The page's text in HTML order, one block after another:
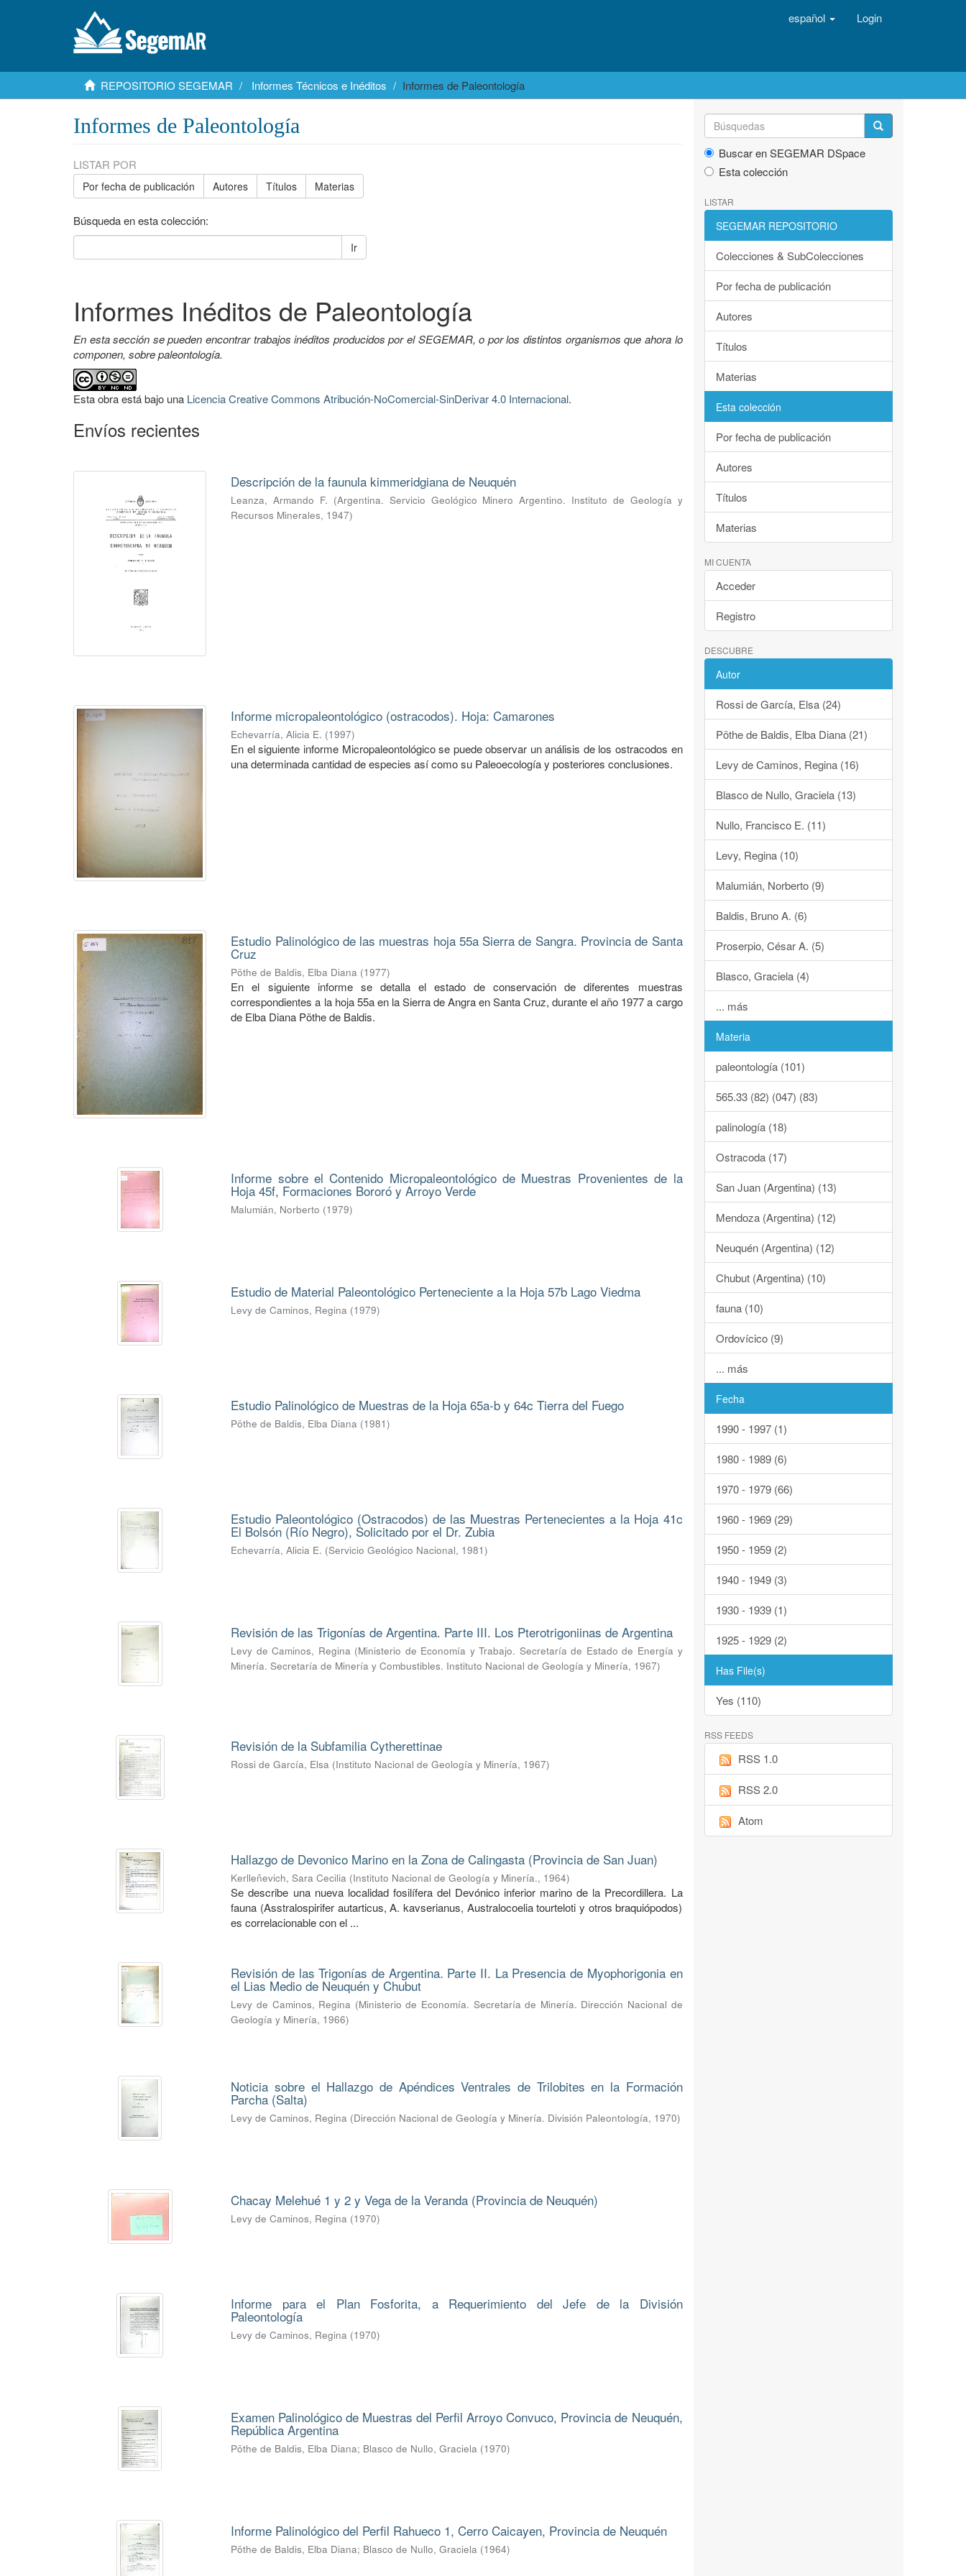
español Login
REPOSITORIO SEGEMAR Informes Técnicos e Inéditos Informes de Paleontología
Informes de Paleontología
LISTAR POR
Por fecha de publicación Autores Títulos Materias
Búsqueda en esta colección:
Ir
Informes Inéditos de Paleontología
En esta sección se pueden encontrar trabajos inéditos producidos por el SEGEMAR, o por los distintos organismos que ahora lo
componen, sobre paleontología.
Esta obra está bajo una Licencia Creative Commons Atribución-NoComercial-SinDerivar 4.0 Internacional.
Envíos recientes
Descripción de la faunula kimmeridgiana de Neuquén
Leanza, Armando F. (Argentina. Servicio Geológico Minero Argentino. Instituto de Geología y
Recursos Minerales, 1947)
Informe micropaleontológico (ostracodos). Hoja: Camarones
Echevarría, Alicia E. (1997)
En el siguiente informe Micropaleontológico se puede observar un análisis de los ostracodos en
una determinada cantidad de especies así como su Paleoecología y posteriores conclusiones.
Estudio Palinológico de las muestras hoja 55a Sierra de Sangra. Provincia de Santa
Cruz
Pöthe de Baldis, Elba Diana (1977)
En el siguiente informe se detalla el estado de conservación de diferentes muestras
correspondientes a la hoja 55a en la Sierra de Angra en Santa Cruz, durante el año 1977 a cargo
de Elba Diana Pöthe de Baldis.
Informe sobre el Contenido Micropaleontológico de Muestras Provenientes de la
Hoja 45f, Formaciones Bororó y Arroyo Verde
Malumián, Norberto (1979)
Estudio de Material Paleontológico Perteneciente a la Hoja 57b Lago Viedma
Levy de Caminos, Regina (1979)
Estudio Palinológico de Muestras de la Hoja 65a-b y 64c Tierra del Fuego
Pöthe de Baldis, Elba Diana (1981)
Estudio Paleontológico (Ostracodos) de las Muestras Pertenecientes a la Hoja 41c
El Bolsón (Río Negro), Solicitado por el Dr. Zubia
Echevarría, Alicia E. (Servicio Geológico Nacional, 1981)
Revisión de las Trigonías de Argentina. Parte III. Los Pterotrigoniinas de Argentina
Levy de Caminos, Regina (Ministerio de Economía y Trabajo. Secretaría de Estado de Energía y
Minería. Secretaría de Minería y Combustibles. Instituto Nacional de Geología y Minería, 1967)
Revisión de la Subfamilia Cytherettinae
Rossi de García, Elsa (Instituto Nacional de Geología y Minería, 1967)
Hallazgo de Devonico Marino en la Zona de Calingasta (Provincia de San Juan)
Kerlleñevich, Sara Cecilia (Instituto Nacional de Geología y Minería., 1964)
Se describe una nueva localidad fosilífera del Devónico inferior marino de la Precordillera. La
fauna (Asstralospirifer autarticus, A. kavserianus, Australocoelia tourteloti y otros braquiópodos)
es correlacionable con el ...
Revisión de las Trigonías de Argentina. Parte II. La Presencia de Myophorigonia en
el Lias Medio de Neuquén y Chubut
Levy de Caminos, Regina (Ministerio de Economía. Secretaría de Minería. Dirección Nacional de
Geología y Minería, 1966)
Noticia sobre el Hallazgo de Apéndices Ventrales de Trilobites en la Formación
Parcha (Salta)
Levy de Caminos, Regina (Dirección Nacional de Geología y Minería. División Paleontología, 1970)
Chacay Melehué 1 y 2 y Vega de la Veranda (Provincia de Neuquén)
Levy de Caminos, Regina (1970)
Informe para el Plan Fosforita, a Requerimiento del Jefe de la División
Paleontología
Levy de Caminos, Regina (1970)
Examen Palinológico de Muestras del Perfil Arroyo Convuco, Provincia de Neuquén,
República Argentina
Pöthe de Baldis, Elba Diana; Blasco de Nullo, Graciela (1970)
Informe Palinológico del Perfil Rahueco 1, Cerro Caicayen, Provincia de Neuquén
Pöthe de Baldis, Elba Diana; Blasco de Nullo, Graciela (1964)
Buscar en SEGEMAR DSpace
Esta colección
LISTAR
SEGEMAR REPOSITORIO
Colecciones & SubColecciones
Por fecha de publicación
Autores
Títulos
Materias
Esta colección
Por fecha de publicación
Autores
Títulos
Materias
MI CUENTA
Acceder
Registro
DESCUBRE
Autor
Rossi de García, Elsa (24)
Pöthe de Baldis, Elba Diana (21)
Levy de Caminos, Regina (16)
Blasco de Nullo, Graciela (13)
Nullo, Francisco E. (11)
Levy, Regina (10)
Malumián, Norberto (9)
Baldis, Bruno A. (6)
Proserpio, César A. (5)
Blasco, Graciela (4)
... más
Materia
paleontología (101)
565.33 (82) (047) (83)
palinología (18)
Ostracoda (17)
San Juan (Argentina) (13)
Mendoza (Argentina) (12)
Neuquén (Argentina) (12)
Chubut (Argentina) (10)
fauna (10)
Ordovícico (9)
... más
Fecha
1990 - 1997 (1)
1980 - 1989 (6)
1970 - 1979 (66)
1960 - 1969 (29)
1950 - 1959 (2)
1940 - 1949 (3)
1930 - 1939 (1)
1925 - 1929 (2)
Has File(s)
Yes (110)
RSS FEEDS
RSS 1.0
RSS 2.0
Atom